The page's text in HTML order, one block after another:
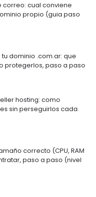
correo: cual conviene
propio (guia paso
tu dominio .com.ar: que
protegerlos, paso a paso
hosting: como
sin perseguirlos cada
correcto (CPU, RAM
paso a paso (nivel